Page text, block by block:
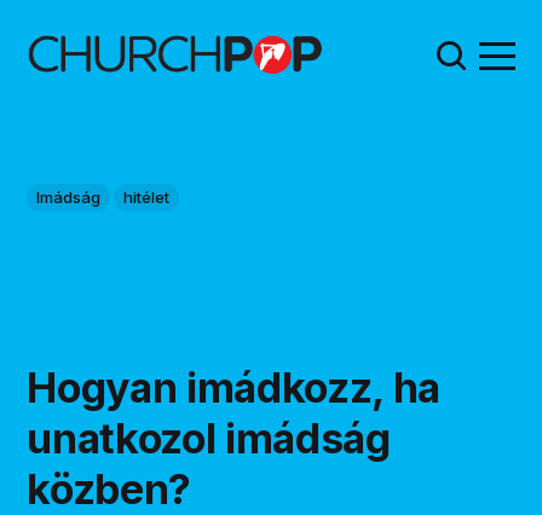
Imádság hitélet
Hogyan imádkozz, ha
unatkozol imádság
közben?